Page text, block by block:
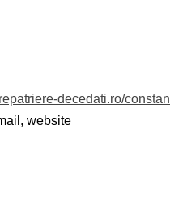
decedati.ro/
website